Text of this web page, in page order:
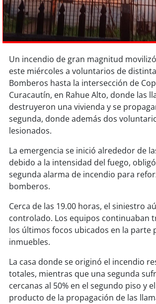
soyarica
soyiquique
soycalama
antofagasta
soy copiapó
soy quillota
soysanantonio
soychillán
soysancarlos
soy talcahuano
soyconcepción
Un incendio de gran magnitud
este miércoles a voluntarios de
Bomberos hasta la intersección de
Curacautín, en Rahue Alto, donde las
destruyeron una vivienda y se
segunda, donde además dos
lesionados.
La emergencia se inició alrededor de
debido a la intensidad del fuego,
segunda alarma de incendio para
bomberos.
Cerca de las 19.00 horas, el siniestro
controlado. Los equipos continuaban
los últimos focos ubicados en la parte
inmuebles.
La casa donde se originó el incendio
totales, mientras que una segunda
cercanas al 50% en el segundo piso y
producto de la propagación de las